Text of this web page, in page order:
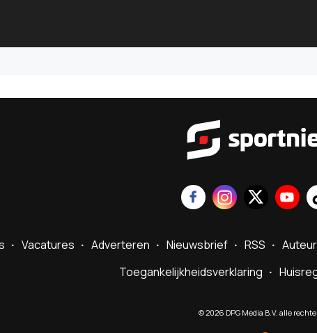
Vacatures Adverteren Nieuwsbrief RSS
Toegankelijkheidsverklaring
©2026 DPG Media B.V. alle